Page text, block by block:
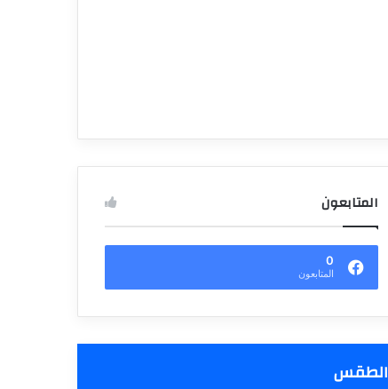
المتابعون
0
المتابعون
الطقس